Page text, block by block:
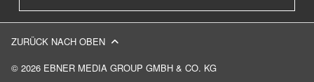
© 2026 EBNER MEDIA GROUP GMBH & CO. KG
ZURÜCK NACH OBEN